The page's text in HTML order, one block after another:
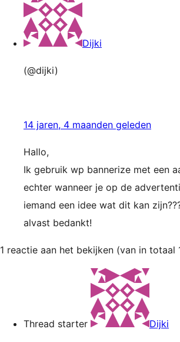
Dijki
(@dijki)
14 jaren, 4 maanden geleden
Hallo,
Ik gebruik wp bannerize met een
echter wanneer je op de
iemand een idee wat dit kan
alvast bedankt!
1 reactie aan het bekijken (van in totaal
Thread starter Dijki